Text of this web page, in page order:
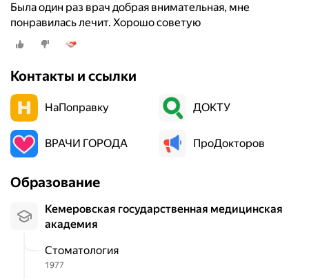
Была один раз врач добрая внимательная, мне
понравилась лечит. Хорошо советую
Контакты и ссылки
НаПоправку ДОКТУ
ВРАЧИ ГОРОДА ПроДокторов
Образование
Кемеровская государственная медицинская
академия
Стоматология
1977